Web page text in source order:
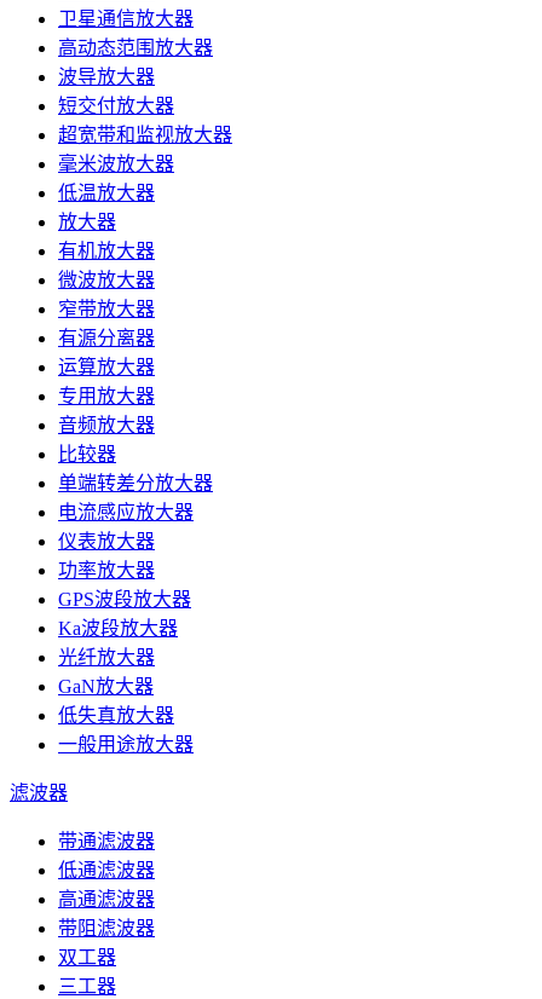
卫星通信放大器
高动态范围放大器
波导放大器
短交付放大器
超宽带和监视放大器
毫米波放大器
低温放大器
放大器
有机放大器
微波放大器
窄带放大器
有源分离器
运算放大器
专用放大器
音频放大器
比较器
单端转差分放大器
电流感应放大器
仪表放大器
功率放大器
GPS波段放大器
Ka波段放大器
光纤放大器
GaN放大器
低失真放大器
一般用途放大器
滤波器
带通滤波器
低通滤波器
高通滤波器
带阻滤波器
双工器
三工器